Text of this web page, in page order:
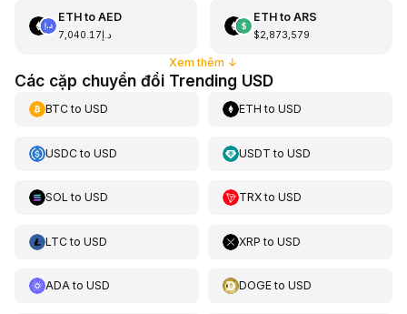
ETHto AED
د.إ7,040.17
ETHto ARS
$2,873,579
Xem thêm ↓
Các cặp chuyển đổi Trending USD
BTCto USD ETH toUSD
USDCto USD USDT toUSD
SOL to USD TRXtoUSD
LTCto USD XRP toUSD
ADAto USD DOGEtoUSD